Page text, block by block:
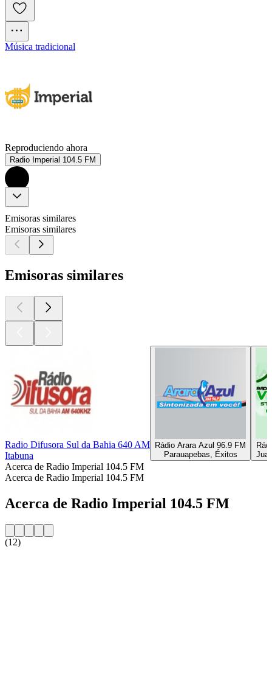
Música tradicional
Reproduciendo ahora
Radio Imperial 104.5 FM
Emisoras similares
Emisoras similares
Emisoras similares
Radio Difusora Sul da Bahia 640 AM
Itabuna
Rádio Arara Azul 96.9 FM
Parauapebas, Éxitos
Acerca de Radio Imperial 104.5 FM
Acerca de Radio Imperial 104.5 FM
Acerca de Radio Imperial 104.5 FM
(12)